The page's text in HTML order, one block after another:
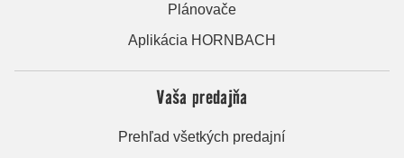
Plánovače
Aplikácia HORNBACH
Vaša predajňa
Prehľad všetkých predajní